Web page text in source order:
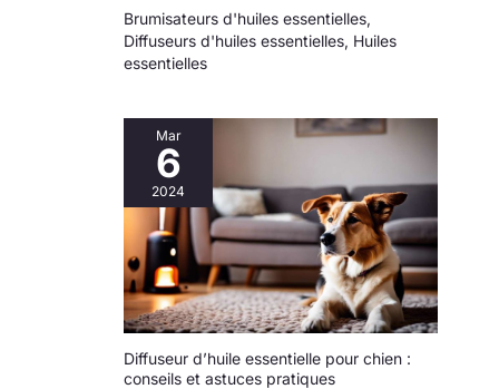
Brumisateurs d'huiles essentielles,
Diffuseurs d'huiles essentielles, Huiles
essentielles
Mar
6
2024
Diffuseur d’huile essentielle pour chien :
conseils et astuces pratiques